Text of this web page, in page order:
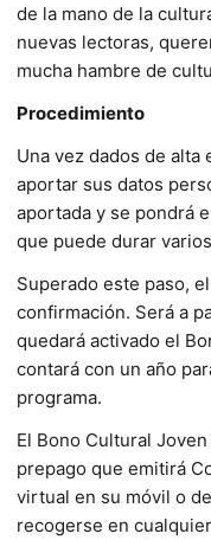
de la mano de la
nuevas lectoras,
mucha hambre de
Procedimiento
Una vez dados de
aportar sus datos
aportada y se pondrá
que puede durar
Superado este paso,
confirmación. Será a
quedará activado el
contará con un año
programa.
El Bono Cultural
prepago que emitirá
virtual en su móvil o
recogerse en